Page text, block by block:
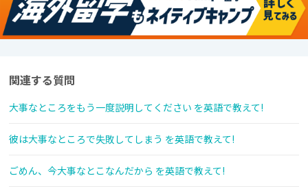
関連する質問
大事なところをもう一度説明してください を英語で教えて!
彼は大事なところで失敗してしまう を英語で教えて!
ごめん、今大事なとこなんだから を英語で教えて!